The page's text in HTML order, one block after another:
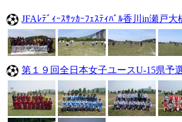
JFAﾚﾃﾞｨｰｽｻｯｶｰﾌｪｽﾃｨﾊﾞﾙ香川in瀬戸大
第１９回全日本女子ユースU-15県予